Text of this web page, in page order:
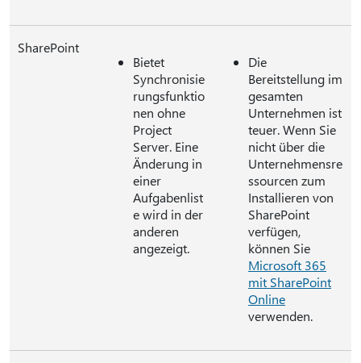
SharePoint
Bietet
Synchronisie
rungsfunktio
nen ohne
Project
Server. Eine
Änderung in
einer
Aufgabenlist
e wird in der
anderen
angezeigt.
Die
Bereitstellung im
gesamten
Unternehmen ist
teuer. Wenn Sie
nicht über die
Unternehmensre
ssourcen zum
Installieren von
SharePoint
verfügen,
können Sie
Microsoft 365
mit SharePoint
Online
verwenden.